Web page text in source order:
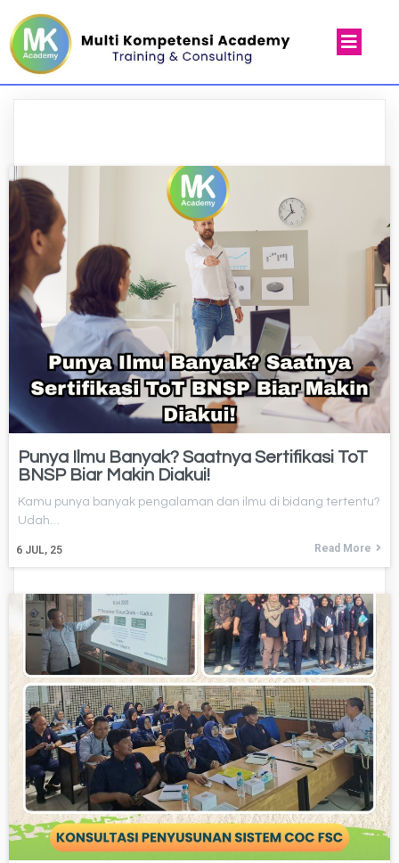
Punya Ilmu Banyak? Saatnya Sertifikasi ToT
BNSP Biar Makin Diakui!
6 JUL, 25
Kamu punya banyak pengalaman dan ilmu di bidang tertentu?
Udah…
Read More